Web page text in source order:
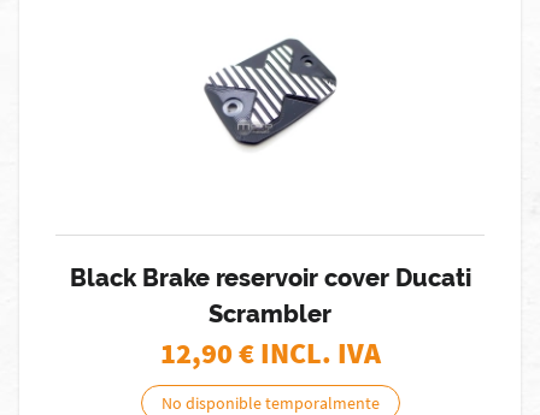
Black Brake reservoir cover Ducati
Scrambler
12,90€ INCL. IVA
No disponible temporalmente